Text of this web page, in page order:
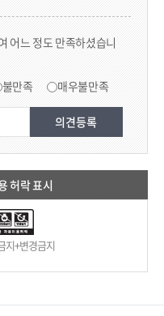
어느 정도 만족하셨습니
불만족 매우불만족
허락 표시
지+변경금지